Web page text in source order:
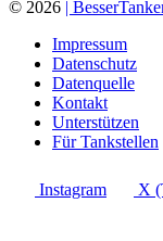
© 2026 |
Impressum
Datenschutz
Datenquelle
Kontakt
Unterstützen
Für Tankstellen
Instagram X